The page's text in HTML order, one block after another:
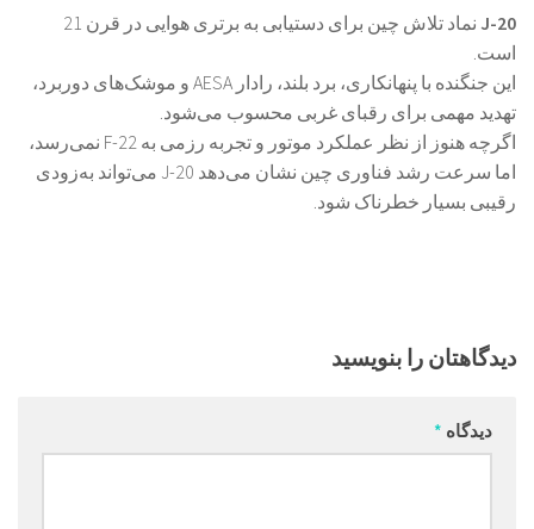
J-20
نماد تلاش چین برای دستیابی به برتری هوایی در قرن 21
است.
این جنگنده با پنهانکاری، برد بلند، رادار AESA و موشک‌های دوربرد،
تهدید مهمی برای رقبای غربی محسوب می‌شود.
اگرچه هنوز از نظر عملکرد موتور و تجربه رزمی به F-22 نمی‌رسد،
اما سرعت رشد فناوری چین نشان می‌دهد J-20 می‌تواند به‌زودی
رقیبی بسیار خطرناک شود.
دیدگاهتان را بنویسید
دیدگاه *